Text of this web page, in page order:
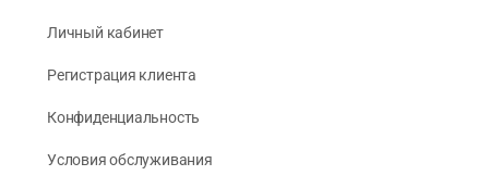
Личный кабинет
Регистрация клиента
Конфиденциальность
Условия обслуживания